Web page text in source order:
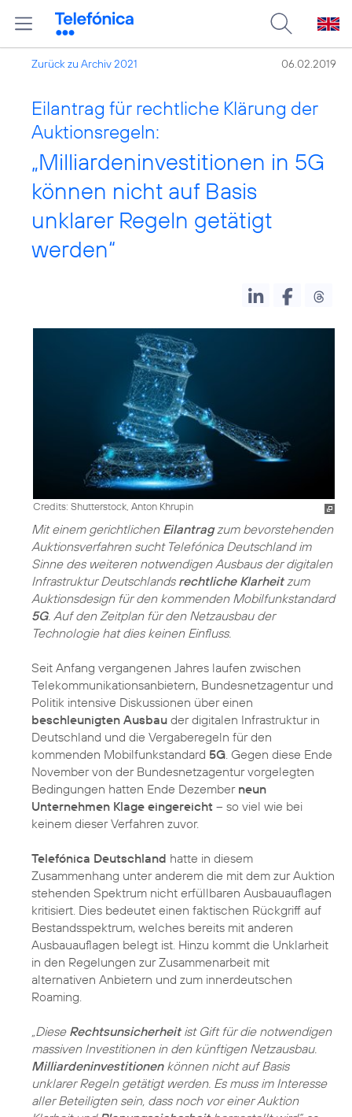
Zurück zu Archiv 2021 06.02.2019
Eilantrag für rechtliche Klärung der
Auktionsregeln:
„Milliardeninvestitionen in 5G
können nicht auf Basis
unklarer Regeln getätigt
werden“
Credits: Shutterstock, Anton Khrupin
Mit einem gerichtlichen Eilantragzum bevorstehenden
Auktionsverfahren sucht Telefónica Deutschland im
Sinne des weiteren notwendigen Ausbaus der digitalen
Infrastruktur Deutschlands rechtliche Klarheitzum
Auktionsdesign für den kommenden Mobilfunkstandard
5G. Auf den Zeitplan für den Netzausbau der
Technologie hat dies keinen Einfluss.
Seit Anfang vergangenen Jahres laufen zwischen
Telekommunikationsanbietern, Bundesnetzagentur und
Politik intensive Diskussionen über einen
beschleunigten Ausbau der digitalen Infrastruktur in
Deutschland und die Vergaberegeln für den
kommenden Mobilfunkstandard 5G . Gegen diese Ende
November von der Bundesnetzagentur vorgelegten
Bedingungen hatten Ende Dezember neun
Unternehmen Klage eingereicht – so viel wie bei
keinem dieser Verfahren zuvor.
Telefónica Deutschland hatte in diesem
Zusammenhang unter anderem die mit dem zur Auktion
stehenden Spektrum nicht erfüllbaren Ausbauauflagen
kritisiert. Dies bedeutet einen faktischen Rückgriff auf
Bestandsspektrum, welches bereits mit anderen
Ausbauauflagen belegt ist. Hinzu kommt die Unklarheit
in den Regelungen zur Zusammenarbeit mit
alternativen Anbietern und zum innerdeutschen
Roaming.
„Diese Rechtsunsicherheitist Gift für die notwendigen
massiven Investitionen in den künftigen Netzausbau.
Milliardeninvestitionenkönnen nicht auf Basis
unklarer Regeln getätigt werden. Es muss im Interesse
aller Beteiligten sein, dass noch vor einer Auktion